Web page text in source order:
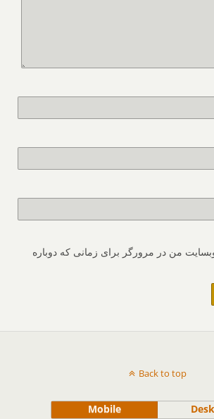
من در مرورگر برای زمانی که دوباره
Back to top
Mobile